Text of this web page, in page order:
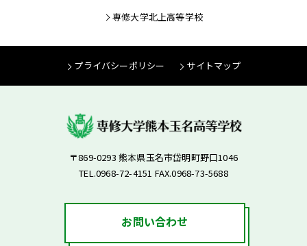
専修大学北上高等学校
プライバシーポリシー サイトマップ
〒869-0293 熊本県玉名市岱明町野口1046
TEL.0968-72-4151 FAX.0968-73-5688
お問い合わせ